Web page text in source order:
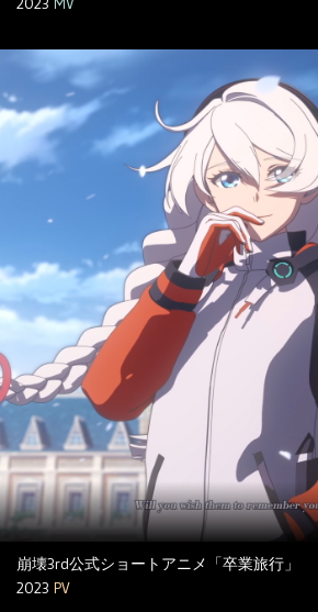
崩壊3rd公式ショートアニメ「卒業旅行」
2023 PV